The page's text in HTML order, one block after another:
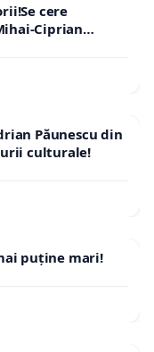
cere
Ciprian
Păunescu din
culturale!
puține mari!